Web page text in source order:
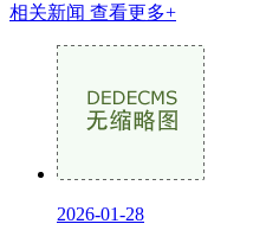
相关新闻 查看更多+
2026-01-28